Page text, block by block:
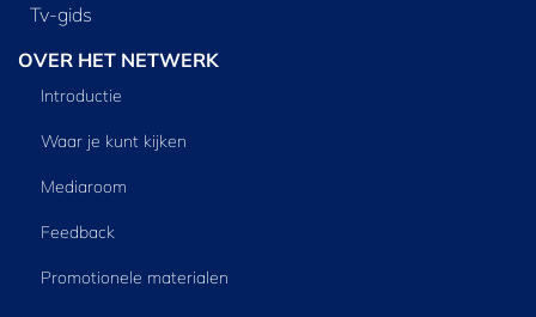
Tv‑gids
OVER HET NETWERK
Introductie
Waar je kunt kijken
Mediaroom
Feedback
Promotionele materialen